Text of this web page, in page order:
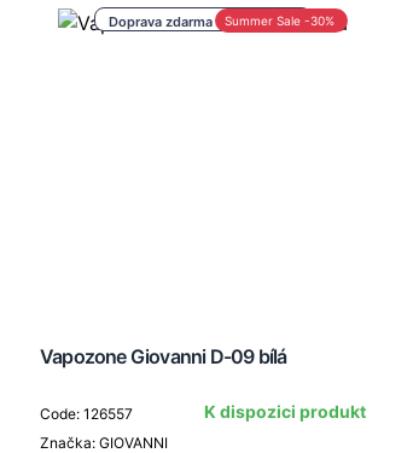
Doprava zdarma nad 1 000 Kč
Summer Sale -30%
Vapozone Giovanni D-09 bílá
Code: 126557
Značka: GIOVANNI
K dispozici produkt